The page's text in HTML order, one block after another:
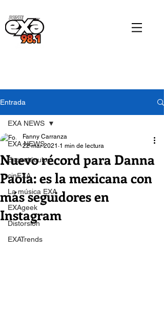
Entrada
EXA NEWS
Espectáculos
cinEXA
La música EXA
EXAgeek
Distorsión
EXATrends
EXA NEWS
Nuevo récord para Danna
Paola: es la mexicana con
más seguidores en
Instagram
Fanny Carranza
22 mar 2021 1 min de lectura